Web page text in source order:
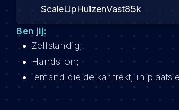
ScaleUpHuizenVast85k
Ben jij:
Zelfstandig;
Hands-on;
Iemand die de kar trekt, in plaats